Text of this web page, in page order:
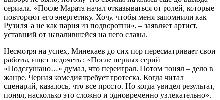
сериала. «После Марата начал отказываться от ролей, которые
повторяют его энергетику. Хочу, чтобы меня запомнили как
Рузиля, а не как парня из подворотни», – заявляет артист,
уставший от навалившейся на него славы.
Несмотря на успех, Минекаев до сих пор пересматривает свои
работы, ищет недочеты: «После первых серий
«Подслушано…» думал, что переиграл. Потом понял – дело в
жанре. Черная комедия требует гротеска. Когда читал
сценарий, казалось, что все просто. Но когда увидел результат,
понял, насколько это сложно и одновременно увлекательно».